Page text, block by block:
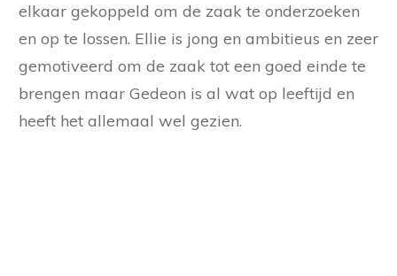
elkaar gekoppeld om de zaak te onderzoeken
en op te lossen. Ellie is jong en ambitieus en zeer
gemotiveerd om de zaak tot een goed einde te
brengen maar Gedeon is al wat op leeftijd en
heeft het allemaal wel gezien.